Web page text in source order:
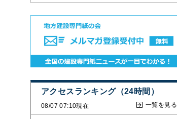
アクセスランキング（24時間）
08/07 07:10現在 一覧を見る